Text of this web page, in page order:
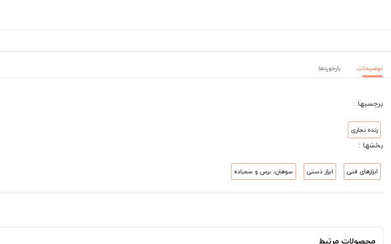
توضیحات بازخوردها
برچسبها :
رنده نجاری
بخشها :
ابزارهای فنی ابزار دستی سوهان، برس و سمباده
محصولات مرتبط